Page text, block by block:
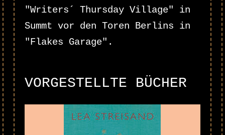
"Writers´ Thursday Village" in
Summt vor den Toren Berlins in
"Flakes Garage".
VORGESTELLTE BÜCHER